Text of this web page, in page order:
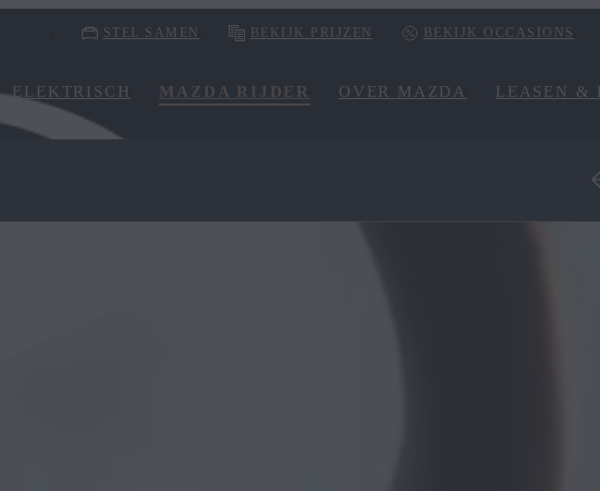
STEL SAMEN BEKIJK PRIJZEN BEKIJK OCCASIONS
ELEKTRISCH MAZDA RIJDER OVER MAZDA LEASEN &